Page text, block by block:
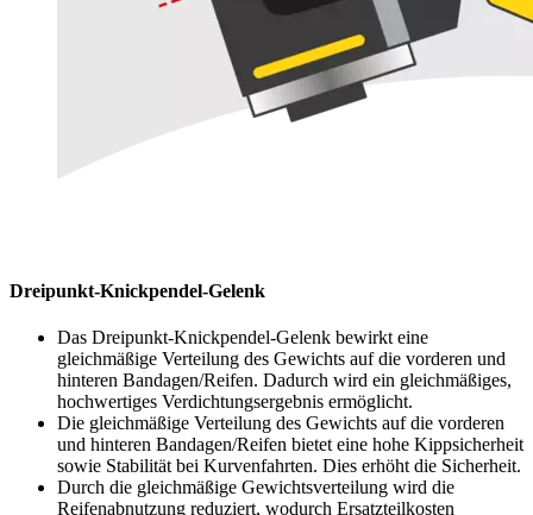
Dreipunkt-Knickpendel-Gelenk
Das Dreipunkt-Knickpendel-Gelenk bewirkt eine
gleichmäßige Verteilung des Gewichts auf die vorderen und
hinteren Bandagen/Reifen. Dadurch wird ein gleichmäßiges,
hochwertiges Verdichtungsergebnis ermöglicht.
Die gleichmäßige Verteilung des Gewichts auf die vorderen
und hinteren Bandagen/Reifen bietet eine hohe Kippsicherheit
sowie Stabilität bei Kurvenfahrten. Dies erhöht die Sicherheit.
Durch die gleichmäßige Gewichtsverteilung wird die
Reifenabnutzung reduziert, wodurch Ersatzteilkosten